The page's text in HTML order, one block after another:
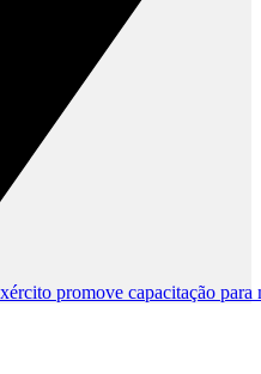
promove capacitação para